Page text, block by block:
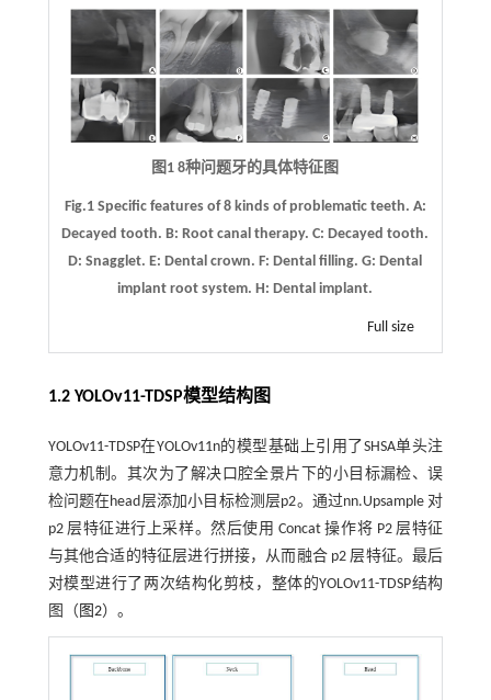
图1 8种问题牙的具体特征图
Fig.1 Specific features of 8 kinds of problematic teeth. A:
Decayed tooth.B: Root canal therapy.C: Decayed tooth.
D: Snagglet.E: Dental crown.F: Dental filling.G: Dental
implant root system.H: Dental implant.
Full size
1.2 YOLOv11-TDSP模型结构图
YOLOv11-TDSP在YOLOv11n的模型基础上引用了SHSA单头注
意力机制。其次为了解决口腔全景片下的小目标漏检、误
检问题在head层添加小目标检测层p2。通过nn.Upsample 对
p2 层特征进行上采样。然后使用 Concat 操作将 P2 层特征
与其他合适的特征层进行拼接，从而融合 p2 层特征。最后
对模型进行了两次结构化剪枝，整体的YOLOv11-TDSP结构
图（ 图2）。